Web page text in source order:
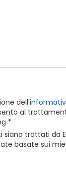
dell'
al
*
siano trattati da
basate sui